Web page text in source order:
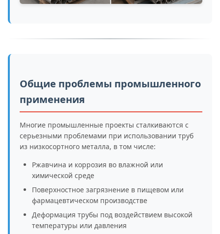
Общие проблемы промышленного
применения
Многие промышленные проекты сталкиваются с
серьезными проблемами при использовании труб
из низкосортного металла, в том числе:
Ржавчина и коррозия во влажной или
химической среде
Поверхностное загрязнение в пищевом или
фармацевтическом производстве
Деформация трубы под воздействием высокой
температуры или давления